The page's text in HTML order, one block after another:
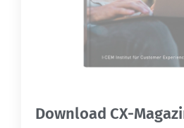
Download CX-